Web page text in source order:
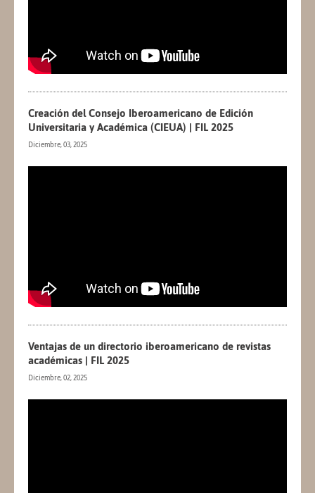
Creación del Consejo Iberoamericano de Edición
Universitaria y Académica (CIEUA) | FIL 2025
Diciembre, 03, 2025
Ventajas de un directorio iberoamericano de revistas
académicas | FIL 2025
Diciembre, 02, 2025